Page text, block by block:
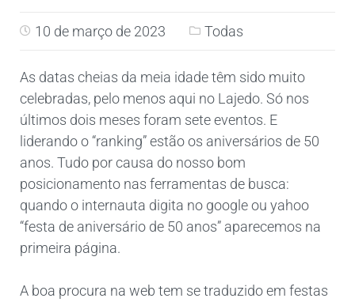
10 de março de 2023 Todas
As datas cheias da meia idade têm sido muito
celebradas, pelo menos aqui no Lajedo. Só nos
últimos dois meses foram sete eventos. E
liderando o “ranking” estão os aniversários de 50
anos. Tudo por causa do nosso bom
posicionamento nas ferramentas de busca:
quando o internauta digita no google ou yahoo
“festa de aniversário de 50 anos” aparecemos na
primeira página.
A boa procura na web tem se traduzido em festas